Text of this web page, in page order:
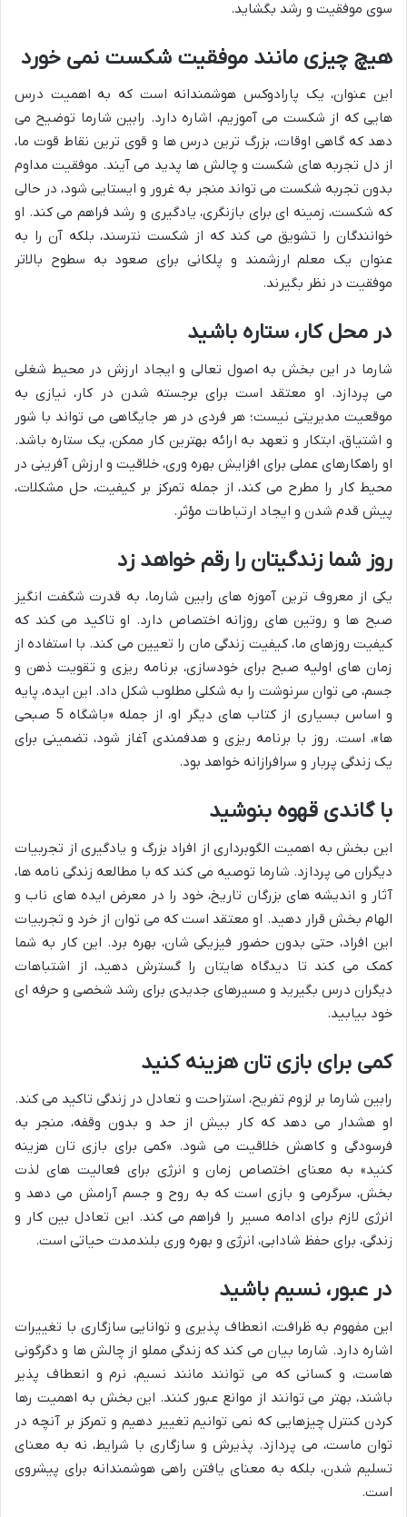
سوی موفقیت و رشد بگشاید.
هیچ چیزی مانند موفقیت شکست نمی خورد
این عنوان، یک پارادوکس هوشمندانه است که به اهمیت درس
هایی که از شکست می آموزیم، اشاره دارد. رابین شارما توضیح می
دهد که گاهی اوقات، بزرگ ترین درس ها و قوی ترین نقاط قوت ما،
از دل تجربه های شکست و چالش ها پدید می آیند. موفقیت مداوم
بدون تجربه شکست می تواند منجر به غرور و ایستایی شود، در حالی
که شکست، زمینه ای برای بازنگری، یادگیری و رشد فراهم می کند. او
خوانندگان را تشویق می کند که از شکست نترسند، بلکه آن را به
عنوان یک معلم ارزشمند و پلکانی برای صعود به سطوح بالاتر
موفقیت در نظر بگیرند.
در محل کار، ستاره باشید
شارما در این بخش به اصول تعالی و ایجاد ارزش در محیط شغلی
می پردازد. او معتقد است برای برجسته شدن در کار، نیازی به
موقعیت مدیریتی نیست؛ هر فردی در هر جایگاهی می تواند با شور
و اشتیاق، ابتکار و تعهد به ارائه بهترین کار ممکن، یک ستاره باشد.
او راهکارهای عملی برای افزایش بهره وری، خلاقیت و ارزش آفرینی در
محیط کار را مطرح می کند، از جمله تمرکز بر کیفیت، حل مشکلات،
پیش قدم شدن و ایجاد ارتباطات مؤثر.
روز شما زندگیتان را رقم خواهد زد
یکی از معروف ترین آموزه های رابین شارما، به قدرت شگفت انگیز
صبح ها و روتین های روزانه اختصاص دارد. او تاکید می کند که
کیفیت روزهای ما، کیفیت زندگی مان را تعیین می کند. با استفاده از
زمان های اولیه صبح برای خودسازی، برنامه ریزی و تقویت ذهن و
جسم، می توان سرنوشت را به شکلی مطلوب شکل داد. این ایده، پایه
و اساس بسیاری از کتاب های دیگر او، از جمله «باشگاه 5 صبحی
ها»، است. روز با برنامه ریزی و هدفمندی آغاز شود، تضمینی برای
یک زندگی پربار و سرافرازانه خواهد بود.
با گاندی قهوه بنوشید
این بخش به اهمیت الگوبرداری از افراد بزرگ و یادگیری از تجربیات
دیگران می پردازد. شارما توصیه می کند که با مطالعه زندگی نامه ها،
آثار و اندیشه های بزرگان تاریخ، خود را در معرض ایده های ناب و
الهام بخش قرار دهید. او معتقد است که می توان از خرد و تجربیات
این افراد، حتی بدون حضور فیزیکی شان، بهره برد. این کار به شما
کمک می کند تا دیدگاه هایتان را گسترش دهید، از اشتباهات
دیگران درس بگیرید و مسیرهای جدیدی برای رشد شخصی و حرفه ای
خود بیابید.
کمی برای بازی تان هزینه کنید
رابین شارما بر لزوم تفریح، استراحت و تعادل در زندگی تاکید می کند.
او هشدار می دهد که کار بیش از حد و بدون وقفه، منجر به
فرسودگی و کاهش خلاقیت می شود. «کمی برای بازی تان هزینه
کنید» به معنای اختصاص زمان و انرژی برای فعالیت های لذت
بخش، سرگرمی و بازی است که به روح و جسم آرامش می دهد و
انرژی لازم برای ادامه مسیر را فراهم می کند. این تعادل بین کار و
زندگی، برای حفظ شادابی، انرژی و بهره وری بلندمدت حیاتی است.
در عبور، نسیم باشید
این مفهوم به ظرافت، انعطاف پذیری و توانایی سازگاری با تغییرات
اشاره دارد. شارما بیان می کند که زندگی مملو از چالش ها و دگرگونی
هاست، و کسانی که می توانند مانند نسیم، نرم و انعطاف پذیر
باشند، بهتر می توانند از موانع عبور کنند. این بخش به اهمیت رها
کردن کنترل چیزهایی که نمی توانیم تغییر دهیم و تمرکز بر آنچه در
توان ماست، می پردازد. پذیرش و سازگاری با شرایط، نه به معنای
تسلیم شدن، بلکه به معنای یافتن راهی هوشمندانه برای پیشروی
است.